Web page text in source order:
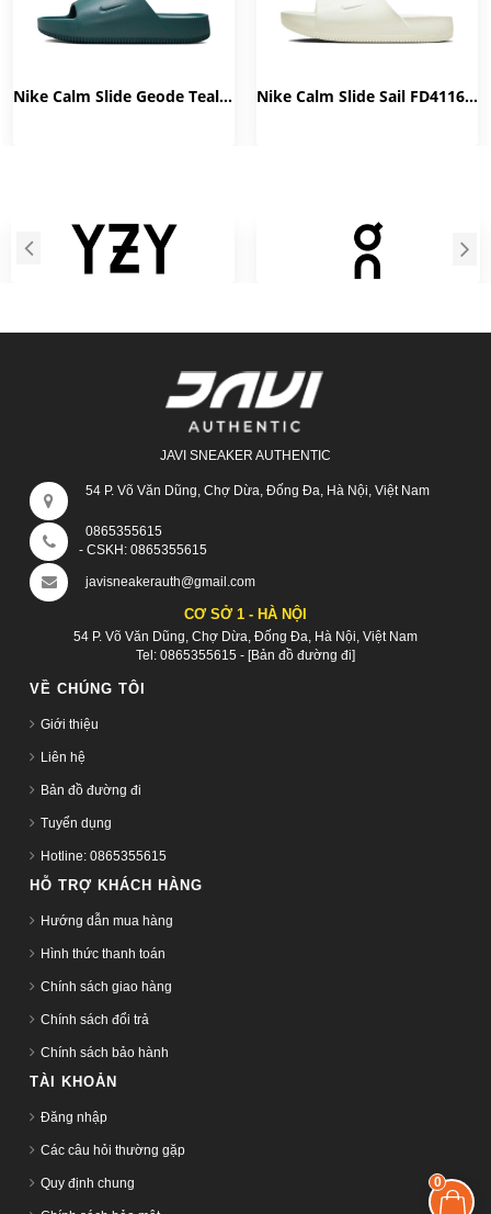
Nike Calm Slide Geode Teal FD4116-300 Nike Calm Slide Sail FD4116-100
JAVI SNEAKER AUTHENTIC
54 P. Võ Văn Dũng, Chợ Dừa, Đống Đa, Hà Nội, Việt Nam
0865355615
- CSKH: 0865355615
javisneakerauth@gmail.com
CƠ SỞ 1 - HÀ NỘI
54 P. Võ Văn Dũng, Chợ Dừa, Đống Đa, Hà Nội, Việt Nam
Tel: 0865355615 - [Bản đồ đường đi]
VỀ CHÚNG TÔI
Giới thiệu
Liên hệ
Bản đồ đường đi
Tuyển dụng
Hotline: 0865355615
HỖ TRỢ KHÁCH HÀNG
Hướng dẫn mua hàng
Hình thức thanh toán
Chính sách giao hàng
Chính sách đổi trả
Chính sách bảo hành
TÀI KHOẢN
Đăng nhập
Các câu hỏi thường gặp
Quy định chung 0